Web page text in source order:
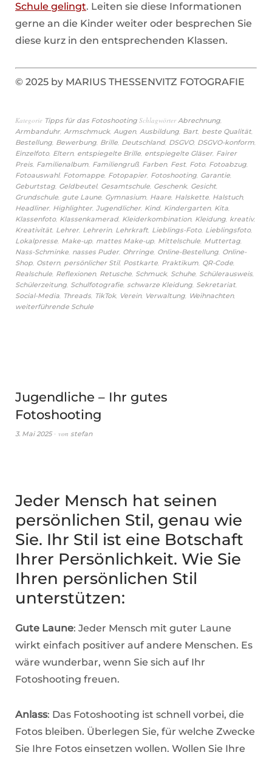
Schule gelingt. Leiten sie diese Informationen
gerne an die Kinder weiter oder besprechen Sie
diese kurz in den entsprechenden Klassen.
© 2025 by MARIUS THESSENVITZ FOTOGRAFIE
Kategorie Tipps für das Fotoshooting SchlagwörterAbrechnung,
Armbanduhr, Armschmuck, Augen, Ausbildung, Bart, beste Qualität,
Bestellung, Bewerbung, Brille, Deutschland, DSGVO, DSGVO-konform,
Einzelfoto, Eltern, entspiegelte Brille, entspiegelte Gläser, Fairer
Preis, Familienalbum, Familiengruß, Farben, Fest, Foto, Fotoabzug,
Fotoauswahl, Fotomappe, Fotopapier, Fotoshooting, Garantie,
Geburtstag, Geldbeutel, Gesamtschule, Geschenk, Gesicht,
Grundschule, gute Laune, Gymnasium, Haare, Halskette, Halstuch,
Headliner, Highlighter, Jugendlicher, Kind, Kindergarten, Kita,
Klassenfoto, Klassenkamerad, Kleiderkombination, Kleidung, kreativ,
Kreativität, Lehrer, Lehrerin, Lehrkraft, Lieblings-Foto, Lieblingsfoto,
Lokalpresse, Make-up, mattes Make-up, Mittelschule, Muttertag,
Nass-Schminke, nasses Puder, Ohrringe, Online-Bestellung, Online-
Shop, Ostern, persönlicher Stil, Postkarte, Praktikum, QR-Code,
Realschule, Reflexionen, Retusche, Schmuck, Schuhe, Schülerausweis,
Schülerzeitung, Schulfotografie, schwarze Kleidung, Sekretariat,
Social-Media, Threads, TikTok, Verein, Verwaltung, Weihnachten,
weiterführende Schule
Jugendliche – Ihr gutes
Fotoshooting
3. Mai 2025 von stefan
Jeder Mensch hat seinen
persönlichen Stil, genau wie
Sie. Ihr Stil ist eine Botschaft
Ihrer Persönlichkeit. Wie Sie
Ihren persönlichen Stil
unterstützen:
Gute Laune: Jeder Mensch mit guter Laune
wirkt einfach positiver auf andere Menschen. Es
wäre wunderbar, wenn Sie sich auf Ihr
Fotoshooting freuen.
Anlass: Das Fotoshooting ist schnell vorbei, die
Fotos bleiben. Überlegen Sie, für welche Zwecke
Sie Ihre Fotos einsetzen wollen. Wollen Sie Ihre